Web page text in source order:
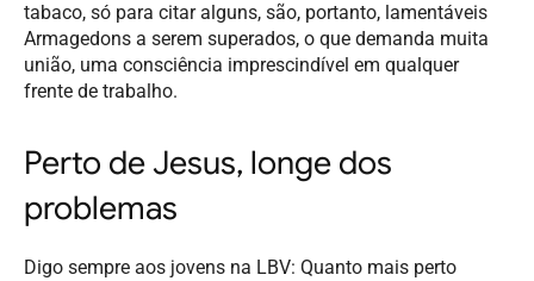
tabaco, só para citar alguns, são, portanto, lamentáveis
Armagedons a serem superados, o que demanda muita
união, uma consciência imprescindível em qualquer
frente de trabalho.
Perto de Jesus, longe dos
problemas
Digo sempre aos jovens na LBV: Quanto mais perto